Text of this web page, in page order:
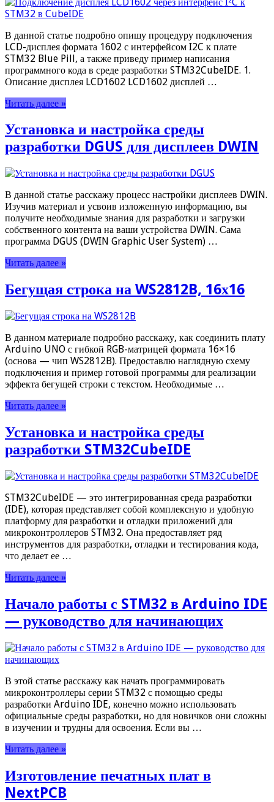
В данной статье подробно опишу процедуру подключения
LCD-дисплея формата 1602 с интерфейсом I2C к плате
STM32 Blue Pill, а также приведу пример написания
программного кода в среде разработки STM32CubeIDE. 1.
Описание дисплея LCD1602 LCD1602 дисплей …
Читать далее »
Установка и настройка среды
разработки DGUS для дисплеев DWIN
В данной статье расскажу процесс настройки дисплеев DWIN.
Изучив материал и усвоив изложенную информацию, вы
получите необходимые знания для разработки и загрузки
собственного контента на ваши устройства DWIN. Сама
программа DGUS (DWIN Graphic User System) …
Читать далее »
Бегущая строка на WS2812B, 16х16
В данном материале подробно расскажу, как соединить плату
Arduino UNO с гибкой RGB-матрицей формата 16×16
(основа — чип WS2812B). Предоставлю наглядную схему
подключения и пример готовой программы для реализации
эффекта бегущей строки с текстом. Необходимые …
Читать далее »
Установка и настройка среды
разработки STM32CubeIDE
STM32CubeIDE — это интегрированная среда разработки
(IDE), которая представляет собой комплексную и удобную
платформу для разработки и отладки приложений для
микроконтроллеров STM32. Она предоставляет ряд
инструментов для разработки, отладки и тестирования кода,
что делает ее …
Читать далее »
Начало работы с STM32 в Arduino IDE
— руководство для начинающих
В этой статье расскажу как начать программировать
микроконтроллеры серии STM32 с помощью среды
разработки Arduino IDE, конечно можно использовать
официальные среды разработки, но для новичков они сложны
в изучении и трудны для освоения. Если вы …
Читать далее »
Изготовление печатных плат в
NextPCB